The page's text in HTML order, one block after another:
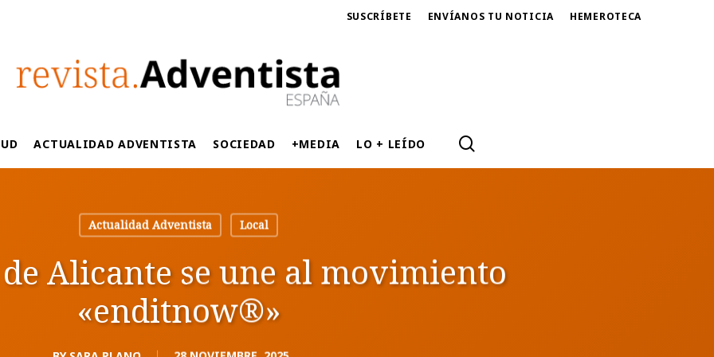
SUSCRÍBETE ENVÍANOS TU NOTICIA HEMEROTECA
ACTUALIDAD ADVENTISTA SOCIEDAD +MEDIA LO + LEÍDO
Actualidad Adventista Local
Alicante se une al movimiento
«enditnow®️»